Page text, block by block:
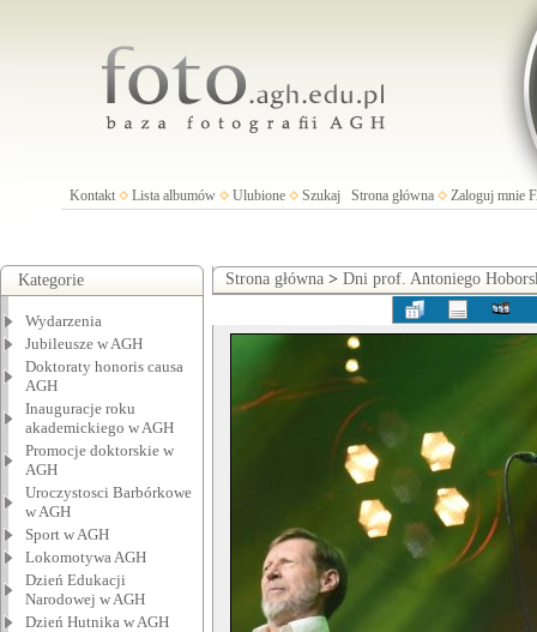
Kontakt Lista albumów Ulubione Szukaj Strona główna Zaloguj mnie
Kategorie
Wydarzenia
Jubileusze w AGH
Doktoraty honoris causa
AGH
Inauguracje roku
akademickiego w AGH
Promocje doktorskie w
AGH
Uroczystosci Barbórkowe
w AGH
Sport w AGH
Lokomotywa AGH
Dzień Edukacji
Narodowej w AGH
Dzień Hutnika w AGH
Strona główna > Dni prof. Antoniego